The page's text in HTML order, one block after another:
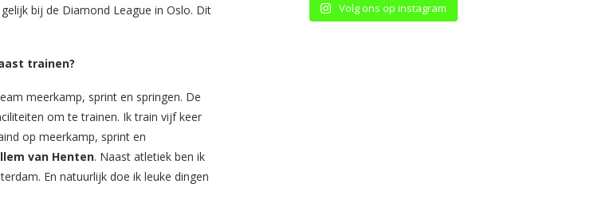
bij de Diamond League in Oslo. Dit
trainen?
meerkamp, sprint en springen. De
om te trainen. Ik train vijf keer
op meerkamp, sprint en
van Henten. Naast atletiek ben ik
En natuurlijk doe ik leuke dingen
Volg ons op instagram